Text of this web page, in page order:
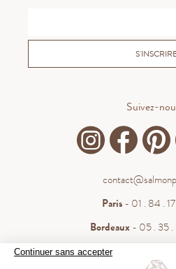
Continuer sans accepter
Suivez-
Paris- 01 . 84 .
Bordeaux- 05 . 35 .
WhatsApp